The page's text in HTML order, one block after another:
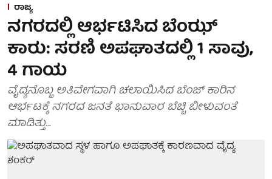
ರಾಜ್ಯ
ನಗರದಲ್ಲಿ ಆರ್ಭಟಿಸಿದ ಬೆಂಝ್
ಕಾರು: ಸರಣಿ ಅಪಘಾತದಲ್ಲಿ 1 ಸಾವು,
4 ಗಾಯ
ವೈದ್ಯನೊಬ್ಬ ಅತಿವೇಗವಾಗಿ ಚಲಾಯಿಸಿದ ಬೆಂಜ್ ಕಾರಿನ
ಆರ್ಭಟಕ್ಕೆ ನಗರದ ಜನತೆ ಭಾನುವಾರ ಬೆಚ್ಚಿ ಬೀಳುವಂತೆ
ಮಾಡಿತ್ತು...